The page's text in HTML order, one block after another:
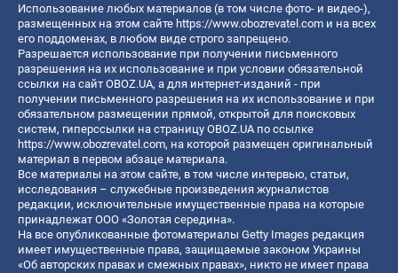
Использование любых материалов (в том числе фото- и видео-),
размещенных на этом сайте https://www.obozrevatel.com и на всех
его поддоменах, в любом виде строго запрещено.
Разрешается использование при получении письменного
разрешения на их использование и при условии обязательной
ссылки на сайт OBOZ.UA, а для интернет-изданий - при
получении письменного разрешения на их использование и при
обязательном размещении прямой, открытой для поисковых
систем, гиперссылки на страницу OBOZ.UA по ссылке
https://www.obozrevatel.com, на которой размещен оригинальный
материал в первом абзаце материала.
Все материалы на этом сайте, в том числе интервью, статьи,
исследования – служебные произведения журналистов
редакции, исключительные имущественные права на которые
принадлежат ООО «Золотая середина».
На все опубликованные фотоматериалы Getty Images редакция
имеет имущественные права, защищаемые законом Украины
«Об авторских правах и смежных правах», никто не имеет права